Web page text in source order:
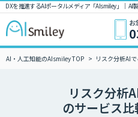
DXを推進するAIポータルメディア「AIsmiley」｜ AI
AI・人工知能のAIsmiley TOP リスク分析AI
リスク分析
のサービス